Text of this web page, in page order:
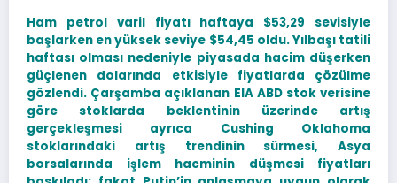
Ham petrol varil fiyatı haftaya $53,29 sevisiyle
başlarken en yüksek seviye $54,45 oldu. Yılbaşı tatili
haftası olması nedeniyle piyasada hacim düşerken
güçlenen dolarında etkisiyle fiyatlarda çözülme
gözlendi. Çarşamba açıklanan EIA ABD stok verisine
göre stoklarda beklentinin üzerinde artış
gerçekleşmesi ayrıca Cushing Oklahoma
stoklarındaki artış trendinin sürmesi, Asya
borsalarında işlem hacminin düşmesi fiyatları